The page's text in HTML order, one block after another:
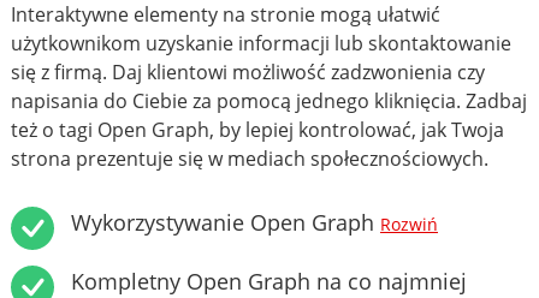
Interaktywne elementy na stronie mogą ułatwić
użytkownikom uzyskanie informacji lub skontaktowanie
się z firmą. Daj klientowi możliwość zadzwonienia czy
napisania do Ciebie za pomocą jednego kliknięcia. Zadbaj
też o tagi Open Graph, by lepiej kontrolować, jak Twoja
strona prezentuje się w mediach społecznościowych.
Wykorzystywanie Open Graph Rozwiń
Kompletny Open Graph na co najmniej